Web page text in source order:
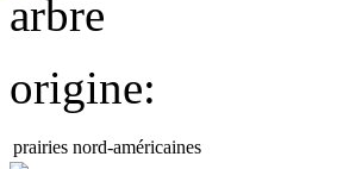
origine:
prairies nord-américaines